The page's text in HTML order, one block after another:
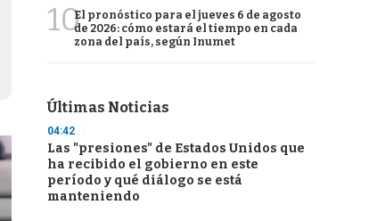
10El pronóstico para el jueves 6 de agosto
de 2026: cómo estará el tiempo en cada
zona del país, según Inumet
Últimas Noticias
04:42
Las "presiones" de Estados Unidos que
ha recibido el gobierno en este
período y qué diálogo se está
manteniendo